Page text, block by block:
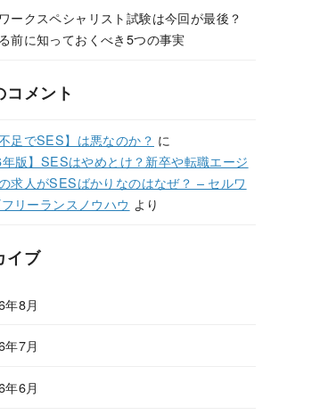
ークスペシャリスト試験は今回が最後？
前に知っておくべき5つの事実
コメント
不足でSES】は悪なのか？ に
年版】SESはやめとけ？新卒や転職エージ
求人がSESばかりなのはなぜ？ – セルワ
リーランスノウハウ より
イブ
年8月
年7月
年6月